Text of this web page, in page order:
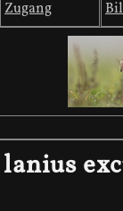
Zugang
lanius